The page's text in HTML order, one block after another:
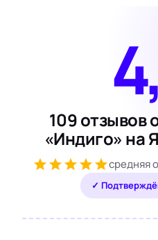
109 отзывов
«Индиго» на
средняя
✓